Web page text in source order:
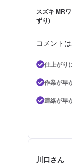
スズキ MR
ずり)
コメント
仕上がり
作業が早
連絡が早
川口さん